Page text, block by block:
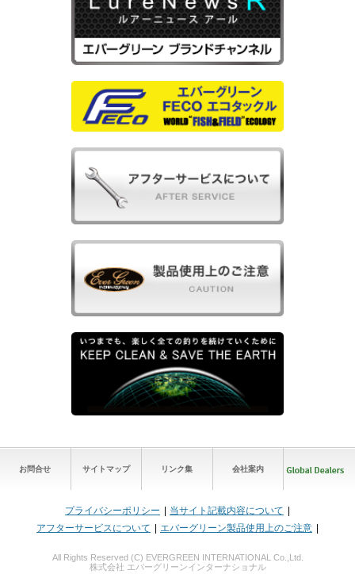
お問合せ サイトマップ リンク集 会社案内
プライバシーポリシー
当サイト記載内容について
アフターサービスについて
エバーグリーン製品使用上のご注意
All Rights Reserved (C) EVERGREEN INTERNATIONAL Co.,Ltd.
株式会社 エバーグリーンインターナショナル